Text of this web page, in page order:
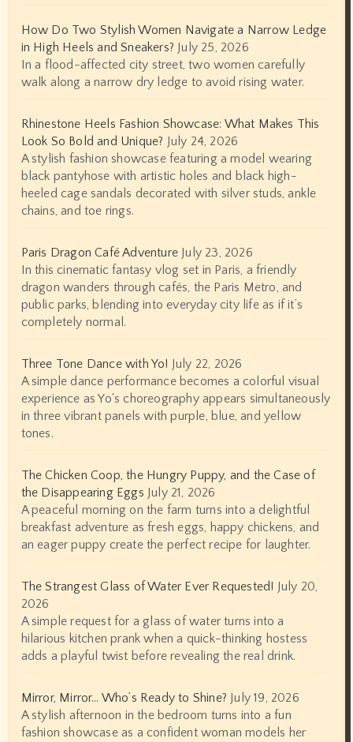
How Do Two Stylish Women Navigate a Narrow Ledge
in High Heels and Sneakers? July 25, 2026
In a flood-affected city street, two women carefully
walk along a narrow dry ledge to avoid rising water.
Rhinestone Heels Fashion Showcase: What Makes This
Look So Bold and Unique? July 24, 2026
A stylish fashion showcase featuring a model wearing
black pantyhose with artistic holes and black high-
heeled cage sandals decorated with silver studs, ankle
chains, and toe rings.
Paris Dragon Café Adventure July 23, 2026
In this cinematic fantasy vlog set in Paris, a friendly
dragon wanders through cafés, the Paris Metro, and
public parks, blending into everyday city life as if it’s
completely normal.
Three Tone Dance with Yo! July 22, 2026
A simple dance performance becomes a colorful visual
experience as Yo's choreography appears simultaneously
in three vibrant panels with purple, blue, and yellow
tones.
The Chicken Coop, the Hungry Puppy, and the Case of
the Disappearing Eggs July 21, 2026
A peaceful morning on the farm turns into a delightful
breakfast adventure as fresh eggs, happy chickens, and
an eager puppy create the perfect recipe for laughter.
The Strangest Glass of Water Ever Requested! July 20,
2026
A simple request for a glass of water turns into a
hilarious kitchen prank when a quick-thinking hostess
adds a playful twist before revealing the real drink.
Mirror, Mirror… Who’s Ready to Shine? July 19, 2026
A stylish afternoon in the bedroom turns into a fun
fashion showcase as a confident woman models her